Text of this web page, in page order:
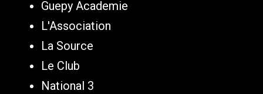
Guepy Academie
L'Association
La Source
Le Club
National 3